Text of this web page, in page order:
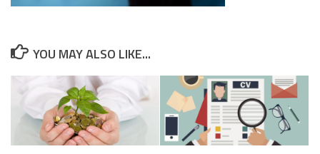
YOU MAY ALSO LIKE...